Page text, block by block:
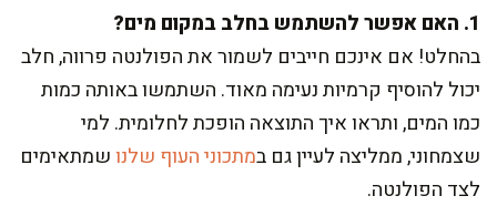
1. האם אפשר להשתמש בחלב במקום מים?
בהחלט! אם אינכם חייבים לשמור את הפולנטה פרווה, חלב
יכול להוסיף קרמיות נעימה מאוד. השתמשו באותה כמות
כמו המים, ותראו איך התוצאה הופכת לחלומית. למי
שצמחוני, ממליצה לעיין גם במתכוני העוף שלנושמתאימים
לצד הפולנטה.